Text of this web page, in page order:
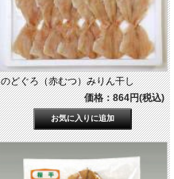
のどぐろ（赤むつ）みりん干し
価格：864円(税込)